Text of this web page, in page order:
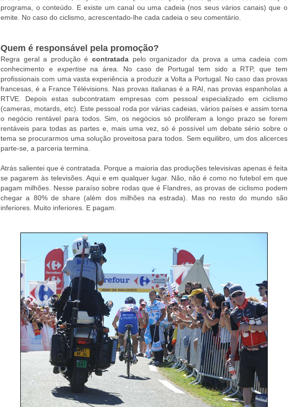
programa, o conteúdo. E existe um canal ou uma cadeia (nos seus vários canais) que o
emite. No caso do ciclismo, acrescentado-lhe cada cadeia o seu comentário.
Quem é responsável pela promoção?
Regra geral a produção écontratada pelo organizador da prova a uma cadeia com
conhecimento e expertisena área. No caso de Portugal tem sido a RTP, que tem
profissionais com uma vasta experiência a produzir a Volta a Portugal. No caso das provas
francesas, é a France Télévisions. Nas provas italianas é a RAI, nas provas espanholas a
RTVE. Depois estas subcontratam empresas com pessoal especializado em ciclismo
(cameras, motards, etc). Este pessoal roda por várias cadeias, vários países e assim torna
o negócio rentável para todos. Sim, os negócios só proliferam a longo prazo se forem
rentáveis para todas as partes e, mais uma vez, só é possível um debate sério sobre o
tema se procurarmos uma solução proveitosa para todos. Sem equilibro, um dos alicerces
parte-se, a parceria termina.
Atrás salientei que é contratada. Porque a maioria das produções televisivas apenas é feita
se pagarem às televisões. Aqui e em qualquer lugar. Não, não é como no futebol em que
pagam milhões. Nesse paraíso sobre rodas que é Flandres, as provas de ciclismo podem
chegar a 80% de share (além dos milhões na estrada). Mas no resto do mundo são
inferiores. Muito inferiores. E pagam.